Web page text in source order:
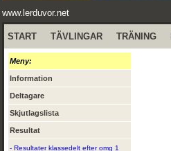
www.lerduvor.net
START TÄVLINGAR TRÄNING
Meny:
Information
Deltagare
Skjutlagslista
Resultat
- Resultater klassedelt efter omg 1